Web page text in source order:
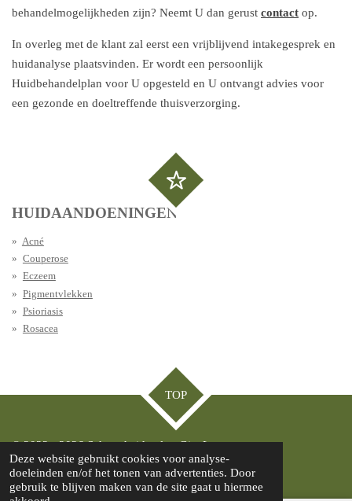
Deze website gebruikt cookies voor analyse-
doeleinden en/of het tonen van advertenties. Door
gebruik te blijven maken van de site gaat u hiermee
behandelmogelijkheden zijn? Neemt U dan gerust contact op.
In overleg met de klant zal eerst een vrijblijvend intakegesprek en
huidanalyse plaatsvinden. Er wordt een persoonlijk
Huidbehandelplan voor U opgesteld en U ontvangt advies voor
een gezonde en doeltreffende thuisverzorging.
HUIDAANDOENINGEN
Acné
Couperose
Eczeem
Pigmentvlekken
Psioriasis
Rosacea
TOP
© 2022 - 2026 Schoonheidssalon GianLuca
Powered byJouwWeb